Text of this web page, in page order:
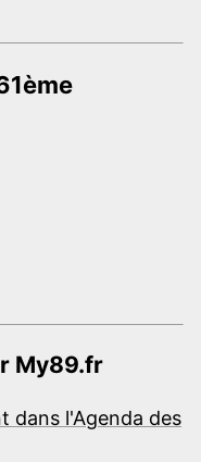
My89.fr
dans l'Agenda des